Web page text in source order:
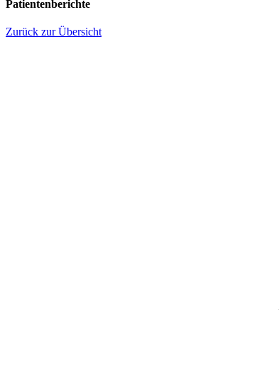
Patientenberichte
Zurück zur Übersicht